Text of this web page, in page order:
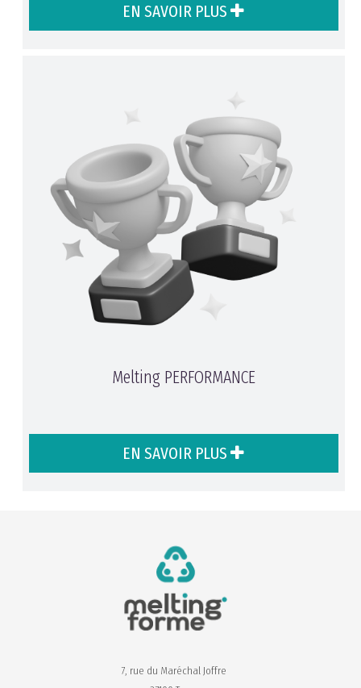
EN SAVOIR PLUS
Melting PERFORMANCE
EN SAVOIR PLUS
7, rue du Maréchal Joffre